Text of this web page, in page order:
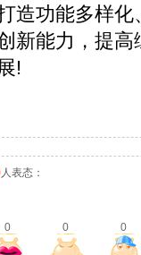
功能多样化
新能力，提
!
人表态：
0 0 0